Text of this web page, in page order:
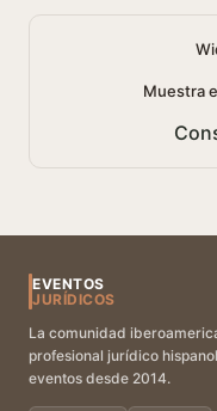
Muestra
EVENTOS
JURÍDICOS
La comunidad
profesional jurídico
eventos desde 2014.